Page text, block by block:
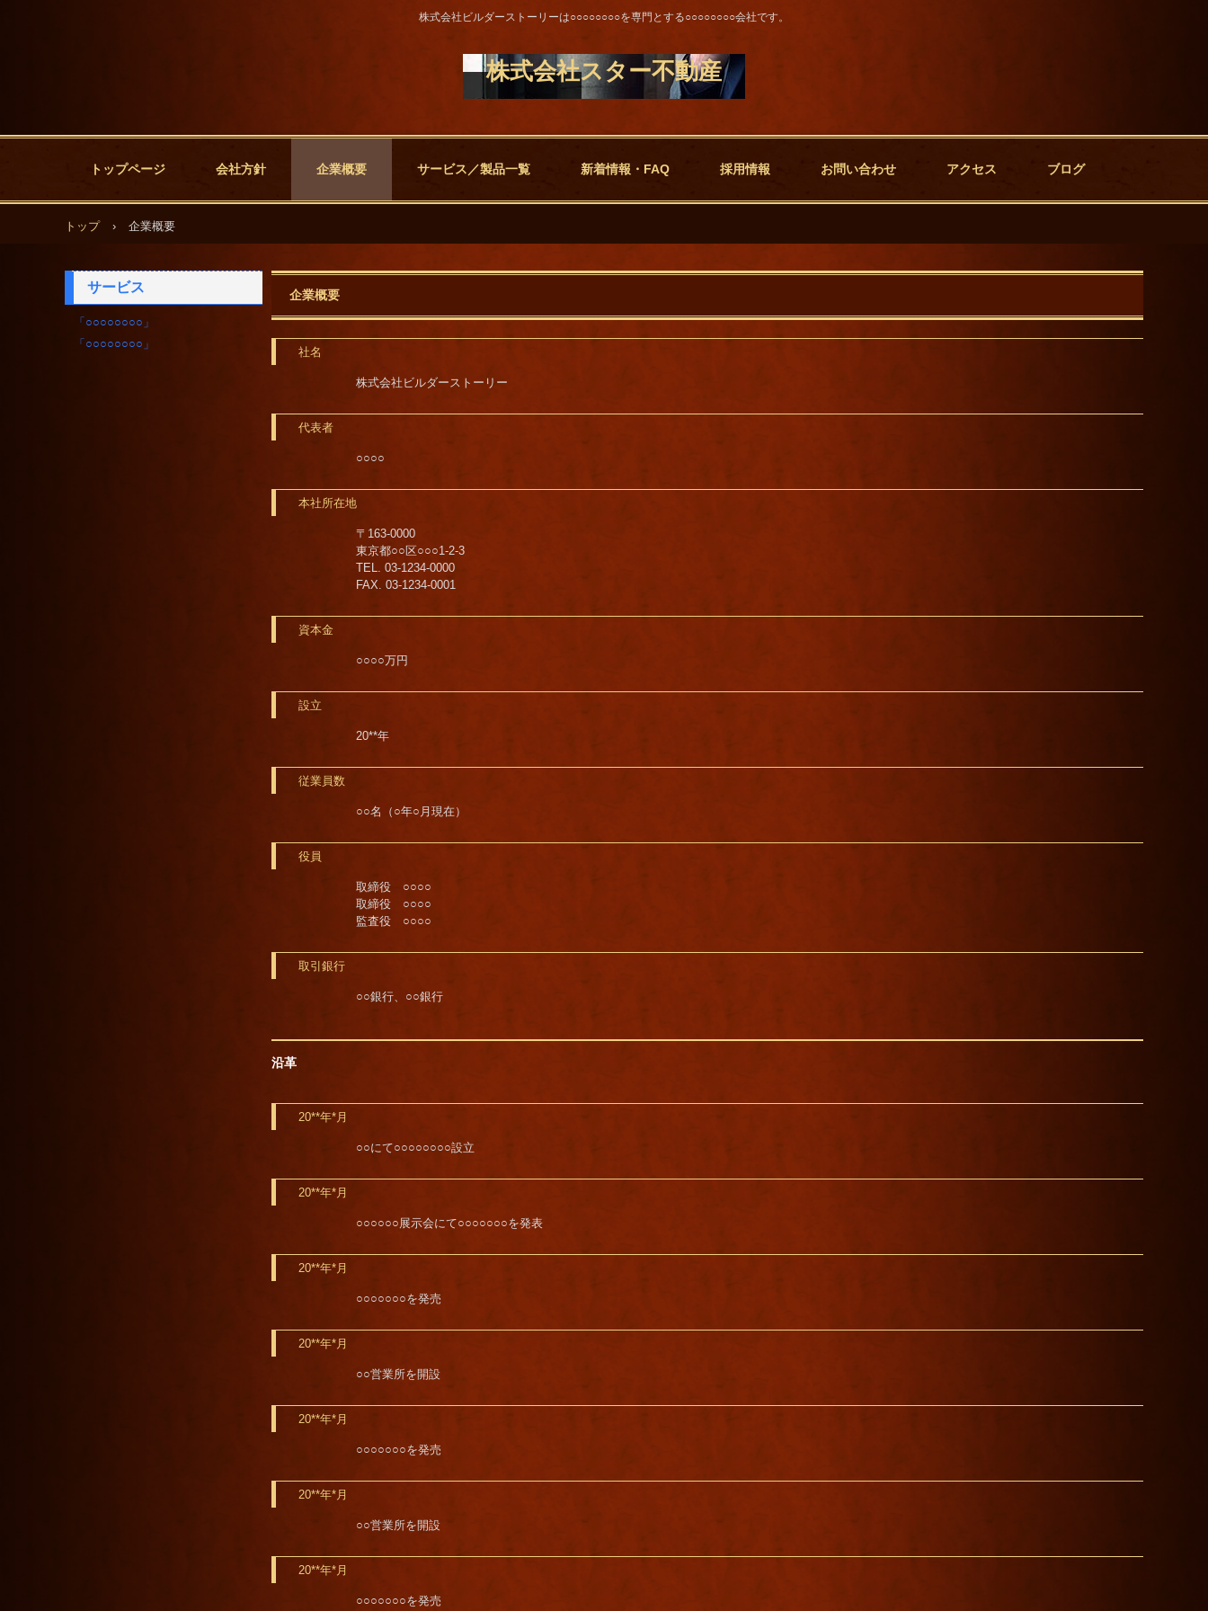
株式会社スター不動産
株式会社ビルダーストーリーは○○○○○○○○を専門とする○○○○○○○○会社です。
トップページ 会社方針 企業概要 サービス／製品一覧 新着情報・FAQ 採用情報 お問い合わせ アクセス ブログ
トップ › 企業概要
企業概要
社名
株式会社ビルダーストーリー
代表者
○○○○
本社所在地
〒163-0000
東京都○○区○○○1-2-3
TEL. 03-1234-0000
FAX. 03-1234-0001
資本金
○○○○万円
設立
20**年
従業員数
○○名（○年○月現在）
役員
取締役 ○○○○
取締役 ○○○○
監査役 ○○○○
取引銀行
○○銀行、○○銀行
沿革
20**年*月
○○にて○○○○○○○○設立
20**年*月
○○○○○○展示会にて○○○○○○○を発表
20**年*月
○○○○○○○を発売
20**年*月
○○営業所を開設
20**年*月
○○○○○○○を発売
20**年*月
○○営業所を開設
20**年*月
○○○○○○○を発売
サービス
「○○○○○○○○」
「○○○○○○○○」